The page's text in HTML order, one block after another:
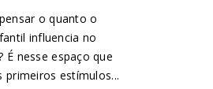
o quanto o
influencia no
É nesse espaço que
primeiros estímulos...